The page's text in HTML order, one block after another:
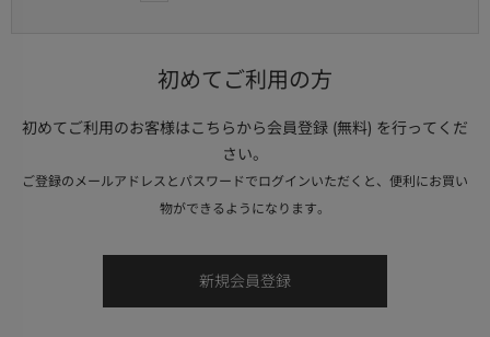
初めてご利用の方
初めてご利用のお客様はこちらから会員登録 (無料) を行ってくだ
さい。
ご登録のメールアドレスとパスワードでログインいただくと、便利にお買い
物ができるようになります。